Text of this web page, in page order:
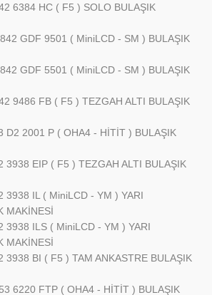
6384 HC ( F5 ) SOLO BULAŞIK
GDF 9501 ( MiniLCD - SM ) BULAŞIK
GDF 5501 ( MiniLCD - SM ) BULAŞIK
9486 FB ( F5 ) TEZGAH ALTI BULAŞIK
D2 2001 P ( OHA4 - HİTİT ) BULAŞIK
3938 EIP ( F5 ) TEZGAH ALTI BULAŞIK
3938 IL ( MiniLCD - YM ) YARI
MAKİNESİ
3938 ILS ( MiniLCD - YM ) YARI
MAKİNESİ
3938 BI ( F5 ) TAM ANKASTRE BULAŞIK
6220 FTP ( OHA4 - HİTİT ) BULAŞIK